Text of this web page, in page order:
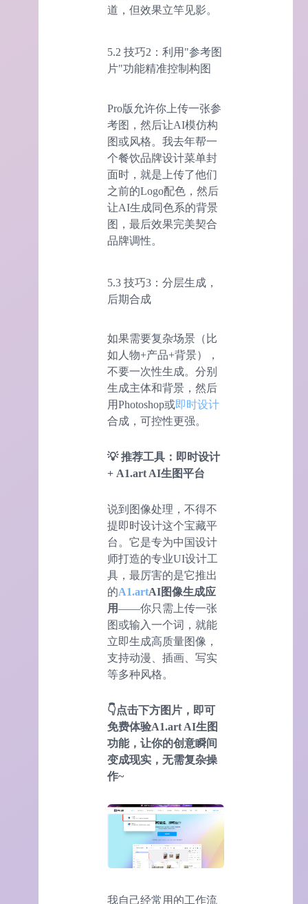
道，但效果立竿见影。
5.2 技巧2：利用"参考图
片"功能精准控制构图
Pro版允许你上传一张参
考图，然后让AI模仿构
图或风格。我去年帮一
个餐饮品牌设计菜单封
面时，就是上传了他们
之前的Logo配色，然后
让AI生成同色系的背景
图，最后效果完美契合
品牌调性。
5.3 技巧3：分层生成，
后期合成
如果需要复杂场景（比
如人物+产品+背景），
不要一次性生成。分别
生成主体和背景，然后
用Photoshop或即时设计
合成，可控性更强。
💡 推荐工具：即时设计
+ A1.art AI生图平台
说到图像处理，不得不
提即时设计这个宝藏平
台。它是专为中国设计
师打造的专业UI设计工
具，最厉害的是它推出
的A1.artAI图像生成应
用——你只需上传一张
图或输入一个词，就能
立即生成高质量图像，
支持动漫、插画、写实
等多种风格。
👇点击下方图片，即可
免费体验A1.art AI生图
功能，让你的创意瞬间
变成现实，无需复杂操
作~
我自己经常用的工作流